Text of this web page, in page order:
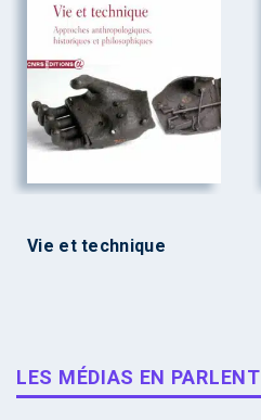
Vie et technique
LES MÉDIAS EN PARLENT